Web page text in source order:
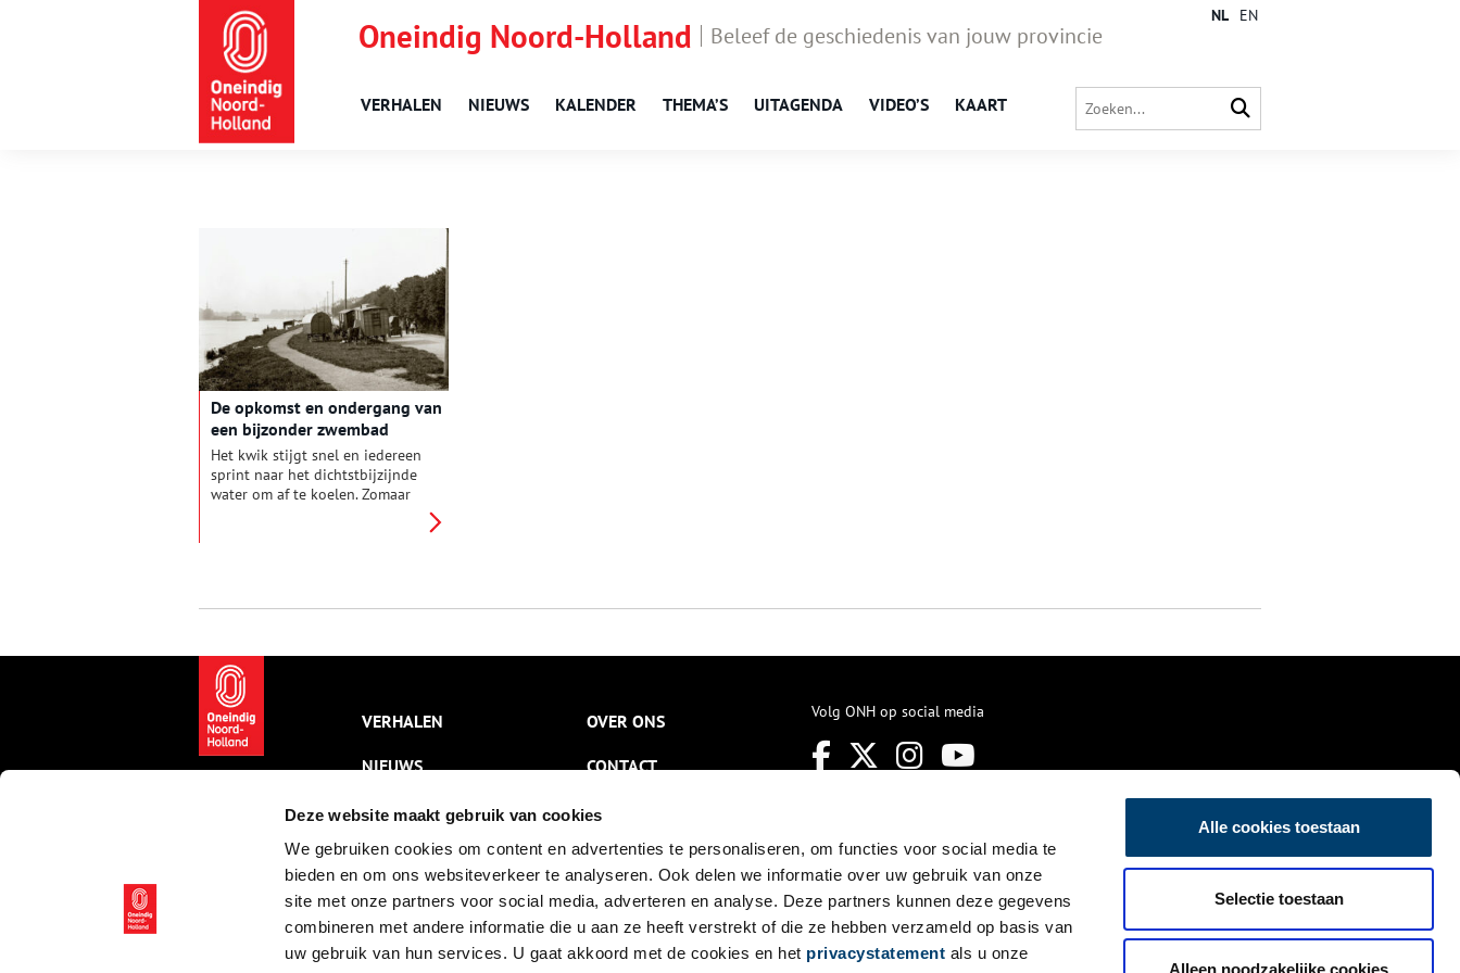
Deze website maakt gebruik van cookies
We gebruiken cookies om content en advertenties te personaliseren, om functies voor social media te
bieden en om ons websiteverkeer te analyseren. Ook delen we informatie over uw gebruik van onze
site met onze partners voor social media, adverteren en analyse. Deze partners kunnen deze gegevens
combineren met andere informatie die u aan ze heeft verstrekt of die ze hebben verzameld op basis van
uw gebruik van hun services. U gaat akkoord met de cookies en het privacystatement als u onze
Alle cookies toestaan
Selectie toestaan
Alleen noodzakelijke cookies
Oneindig Noord-Holland Beleef de geschiedenis van jouw provincie
VERHALEN NIEUWS KALENDER THEMA’S UITAGENDA VIDEO’S KAART
NL EN
De opkomst en ondergang van
een bijzonder zwembad
Het kwik stijgt snel en iedereen
sprint naar het dichtstbijzijnde
water om af te koelen. Zomaar
reguleren, kwamen er in
voor een duik in de zwem- en
badinrichting aan de Amstel.
VERHALEN
NIEUWS
KALENDER
THEMA’S
ACTIVITEITEN
VIDEO’S
OVER ONS
CONTACT
NIEUWSBRIEF
DISCLAIMER
PRIVACY
TOEGANKELIJKHEID
Volg ONH op social media